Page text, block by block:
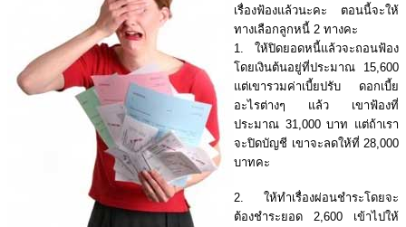
เรื่องฟ้องแล้วนะคะ ตอนนี้จะให้
ทางเลือกลูกหนี้ 2 ทางคะ
1. ให้ปิดยอดหนี้แล้วจะถอนฟ้อง
โดยเงินต้นอยู่ที่ประมาณ 15,600
แต่เขารวมค่าเบี้ยปรับ ดอกเบี้ย
อะไรต่างๆ แล้ว เขาฟ้องที่
ประมาณ 31,000 บาท แต่ถ้าเรา
จะปิดบัญชี เขาจะลดให้ที่ 28,000
บาทคะ
2. ให้ทำเรื่องผ่อนชำระโดยจะ
ต้องชำระยอด 2,600 เข้าไปให้